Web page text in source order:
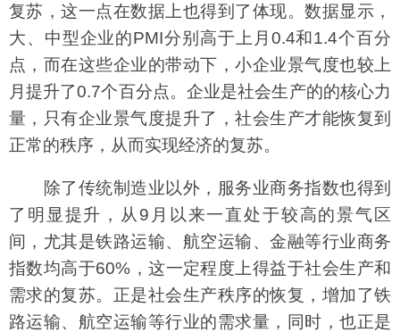
复苏，这一点在数据上也得到了体现。数据显示，
大、中型企业的PMI分别高于上月0.4和1.4个百分
点，而在这些企业的带动下，小企业景气度也较上
月提升了0.7个百分点。企业是社会生产的的核心力
量，只有企业景气度提升了，社会生产才能恢复到
正常的秩序，从而实现经济的复苏。
除了传统制造业以外，服务业商务指数也得到
了明显提升，从9月以来一直处于较高的景气区
间，尤其是铁路运输、航空运输、金融等行业商务
指数均高于60%，这一定程度上得益于社会生产和
需求的复苏。正是社会生产秩序的恢复，增加了铁
路运输、航空运输等行业的需求量，同时，也正是